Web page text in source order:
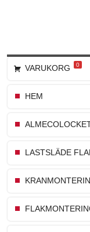
Panel för 230-volt aggregatet. VTL-
VARUKORG 0
HEM
LASTSLÄDE